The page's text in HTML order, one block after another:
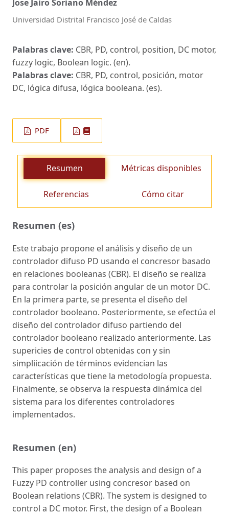
Jose Jairo Soriano Méndez
Universidad Distrital Francisco José de Caldas
Palabras clave: CBR, PD, control, position, DC motor,
fuzzy logic, Boolean logic. (en).
Palabras clave: CBR, PD, control, posición, motor
DC, lógica difusa, lógica booleana. (es).
PDF
Resumen Métricas disponibles
Referencias Cómo citar
Resumen (es)
Este trabajo propone el análisis y diseño de un
controlador difuso PD usando el concresor basado
en relaciones booleanas (CBR). El diseño se realiza
para controlar la posición angular de un motor DC.
En la primera parte, se presenta el diseño del
controlador booleano. Posteriormente, se efectúa el
diseño del controlador difuso partiendo del
controlador booleano realizado anteriormente. Las
supericies de control obtenidas con y sin
simpliicación de términos evidencian las
características que tiene la metodología propuesta.
Finalmente, se observa la respuesta dinámica del
sistema para los diferentes controladores
implementados.
Resumen (en)
This paper proposes the analysis and design of a
Fuzzy PD controller using concresor based on
Boolean relations (CBR). The system is designed to
control a DC motor. First, the design of a Boolean